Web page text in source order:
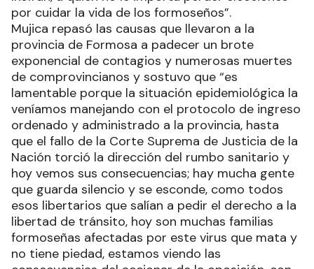
por cuidar la vida de los formoseños”.
Mujica repasó las causas que llevaron a la
provincia de Formosa a padecer un brote
exponencial de contagios y numerosas muertes
de comprovincianos y sostuvo que “es
lamentable porque la situación epidemiológica la
veníamos manejando con el protocolo de ingreso
ordenado y administrado a la provincia, hasta
que el fallo de la Corte Suprema de Justicia de la
Nación torció la dirección del rumbo sanitario y
hoy vemos sus consecuencias; hay mucha gente
que guarda silencio y se esconde, como todos
esos libertarios que salían a pedir el derecho a la
libertad de tránsito, hoy son muchas familias
formoseñas afectadas por este virus que mata y
no tiene piedad, estamos viendo las